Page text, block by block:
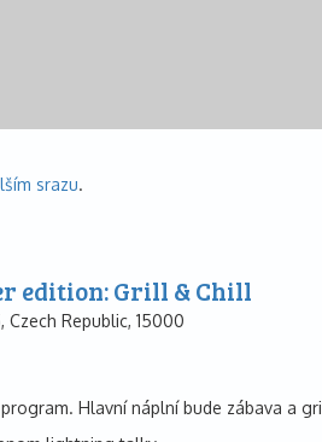
srazu.
edition: Grill & Chill
Czech Republic, 15000
Hlavní náplní bude zábava a